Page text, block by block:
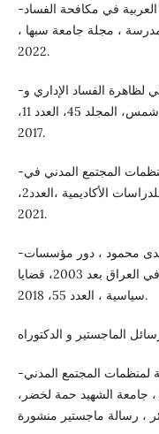
-مهنى محمد غنايم ، دور مؤسسات التربية العربية في مكافحة الفساد
، مجلة جامعة سبها ،
2022.
-منى عمارة ،تصور مؤسسات المجتمع المدني لظاهرة الفساد الإداري و
ألياتها في الحد منه ، حوليات أداب عين شمس، المجلد 45، العدد 11،
2017.
-وسيمة فوغالى و فهيمة بو هنتالة ، دور منظمات المجتمع المدني في
مكافحة ظاهرة الفساد ، مجلة الباحث للدراسات الأكاديمية ،العدد2،
2021.
-ياسر على إبراهيم و عدنان عبد الأمير مهدى محمود ، دور مؤسسات
المجتمع المدني في مكافحة الفساد في العراق بعد 2003، قضايا
سياسية ، العدد 55، 2018.
-أسيا بو زقاق وأخرون ، الضمانات القانونية لمنظمات المجتمع المدني
جامعة الشهيد حمة لخضر،